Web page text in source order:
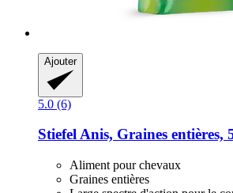
Ajouter
5.0 (6)
StiefelAnis, Graines entières,
Aliment pour chevaux
Graines entières